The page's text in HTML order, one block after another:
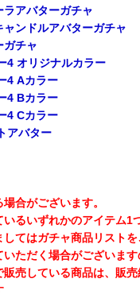
ラアバターガチャ
ャンドルアバターガチャ
ガチャ
4 オリジナルカラー
4 Aカラー
4 Bカラー
4 Cカラー
アバター
合がございます。
るいずれかのアイテム1
てはガチャ商品リストを
ただく場合がございます
売している商品は、販